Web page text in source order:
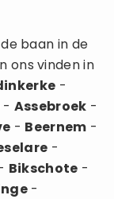
baan in de
ons vinden in
-
- Assebroek -
- Beernem -
-
Bikschote -
-